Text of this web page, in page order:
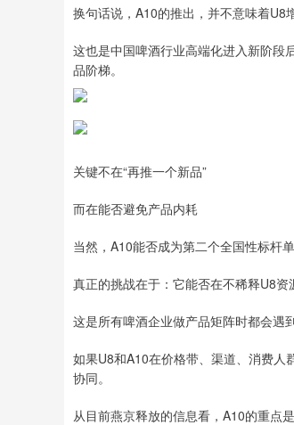
换句话说，A10的推出，并不意味着U8
这也是中国啤酒行业高端化进入新阶段
品阶梯。
关键不在“再推一个新品”
而在能否避免产品内耗
当然，A10能否成为第二个全国性标杆
真正的挑战在于：它能否在不稀释U8资
这是所有啤酒企业做产品矩阵时都会遇
如果U8和A10在价格带、渠道、消费人
协同。
从目前燕京释放的信息看，A10的重点